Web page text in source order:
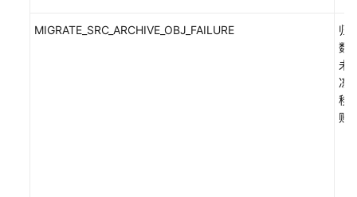
MIGRATE_SRC_ARCHIVE_OBJ_FAILURE
归
数
未
冻
移
败